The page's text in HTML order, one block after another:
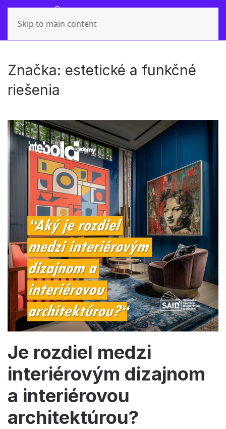
Skip to main content
Značka: estetické a funkčné
riešenia
Je rozdiel medzi
interiérovým dizajnom
a interiérovou
architektúrou?